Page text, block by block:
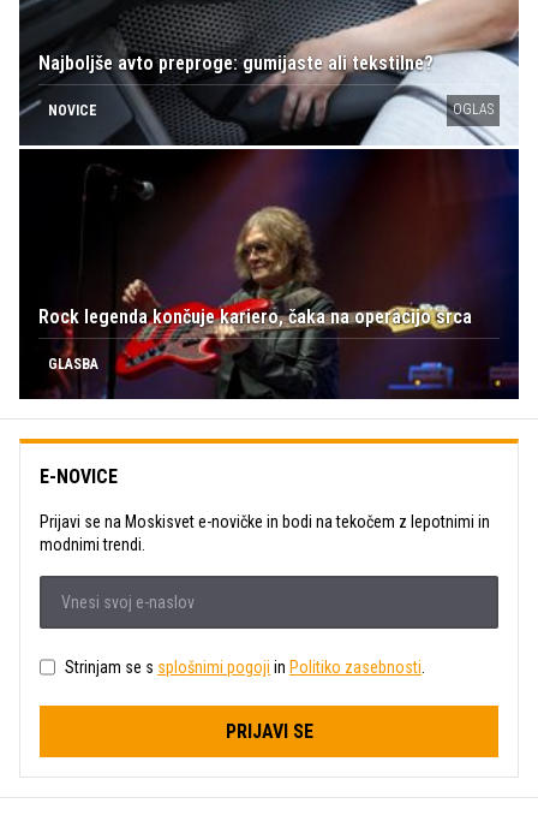
Najboljše avto preproge: gumijaste ali tekstilne?
NOVICE OGLAS
Rock legenda končuje kariero, čaka na operacijo srca
GLASBA
E-NOVICE
Prijavi se na Moskisvet e-novičke in bodi na tekočem z lepotnimi in
modnimi trendi.
Strinjam se s splošnimi pogoji in Politiko zasebnosti
PRIJAVI SE